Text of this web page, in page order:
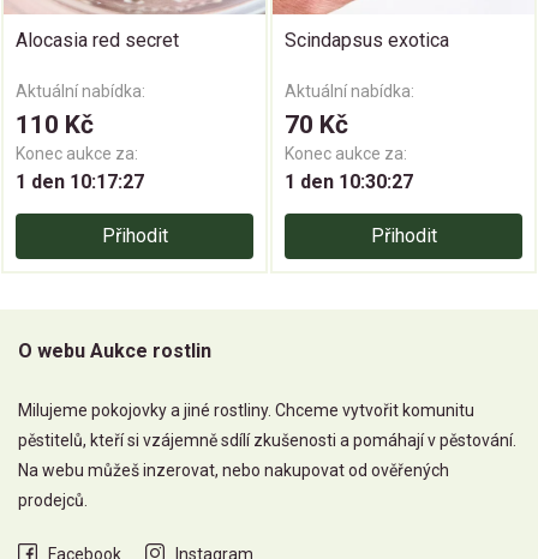
Alocasia red secret
Aktuální nabídka:
110 Kč
Konec aukce za:
1 den 10:17:27
Přihodit
Scindapsus exotica
Aktuální nabídka:
70 Kč
Konec aukce za:
1 den 10:30:27
Přihodit
O webu Aukce rostlin
Milujeme pokojovky a jiné rostliny. Chceme vytvořit komunitu
pěstitelů, kteří si vzájemně sdílí zkušenosti a pomáhají v pěstování.
Na webu můžeš inzerovat, nebo nakupovat od ověřených
prodejců.
Facebook Instagram